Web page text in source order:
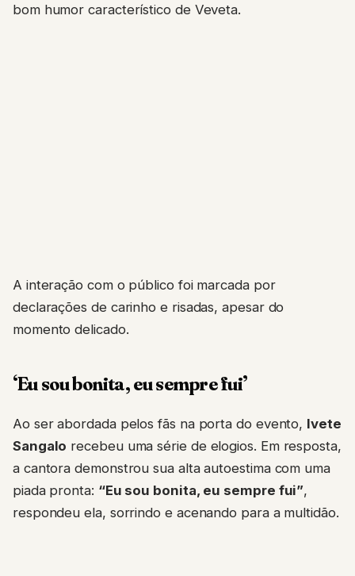
bom humor característico de Veveta.
A interação com o público foi marcada por
declarações de carinho e risadas, apesar do
momento delicado.
‘Eu sou bonita, eu sempre fui’
Ao ser abordada pelos fãs na porta do evento, Ivete
Sangalo recebeu uma série de elogios. Em resposta,
a cantora demonstrou sua alta autoestima com uma
piada pronta: “Eu sou bonita, eu sempre fui”,
respondeu ela, sorrindo e acenando para a multidão.